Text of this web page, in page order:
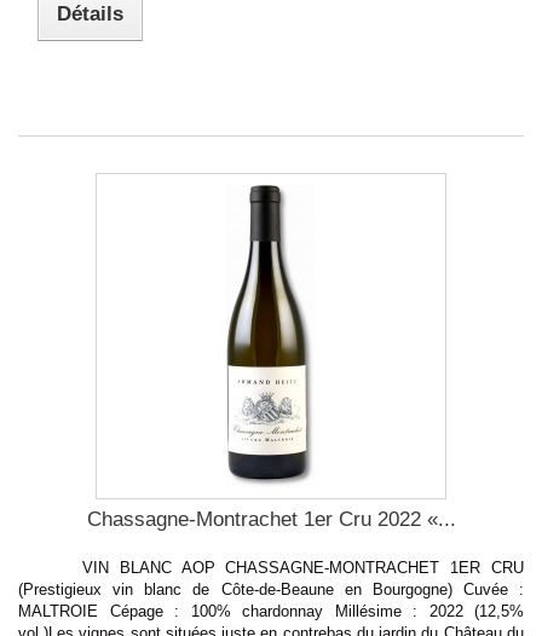
Détails
Chassagne-Montrachet 1er Cru 2022 «...
VIN BLANC AOP CHASSAGNE-MONTRACHET 1ER CRU
(Prestigieux vin blanc de Côte-de-Beaune en Bourgogne) Cuvée :
MALTROIE Cépage : 100% chardonnay Millésime : 2022 (12,5%